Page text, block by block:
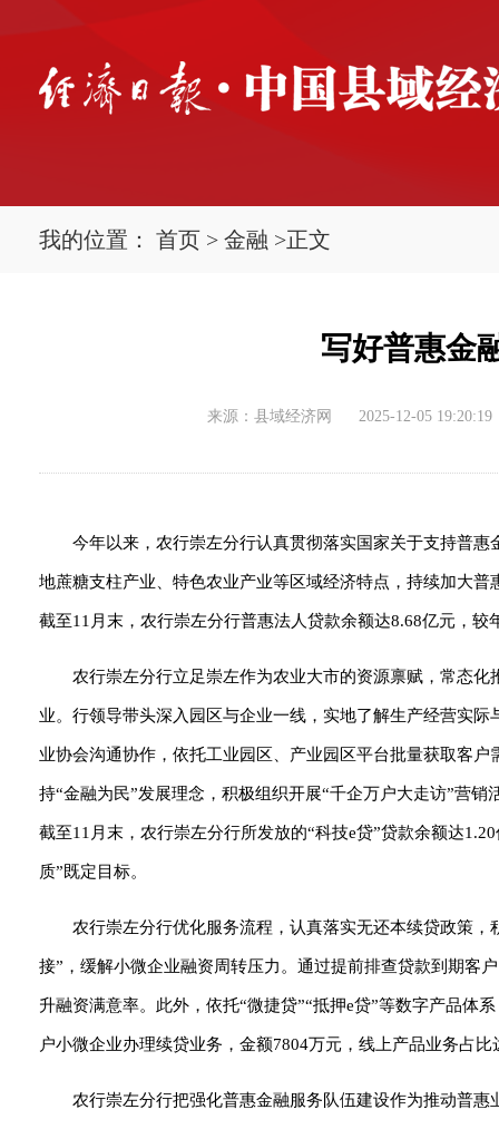
我的位置： 首页 > 金融 >正文
写好普惠金
来源：县域经济网 2025-12-05 19:20:19
今年以来，农行崇左分行认真贯彻落实国家关于支持普
地蔗糖支柱产业、特色农业产业等区域经济特点，持续加大
截至11月末，农行崇左分行普惠法人贷款余额达8.68亿元，
农行崇左分行立足崇左作为农业大市的资源禀赋，常态
业。行领导带头深入园区与企业一线，实地了解生产经营实
业协会沟通协作，依托工业园区、产业园区平台批量获取客
持“金融为民”发展理念，积极组织开展“千企万户大走访”营
截至11月末，农行崇左分行所发放的“科技e贷”贷款余额达
质”既定目标。
农行崇左分行优化服务流程，认真落实无还本续贷政策
接”，缓解小微企业融资周转压力。通过提前排查贷款到期客
升融资满意率。此外，依托“微捷贷”“抵押e贷”等数字产品体
户小微企业办理续贷业务，金额7804万元，线上产品业务占
农行崇左分行把强化普惠金融服务队伍建设作为推动普